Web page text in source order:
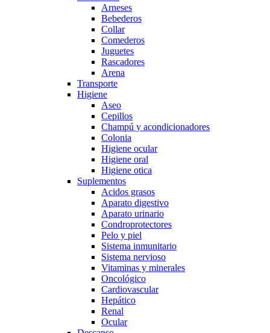
Arneses
Bebederos
Collar
Comederos
Juguetes
Rascadores
Arena
Transporte
Higiene
Aseo
Cepillos
Champú y acondicionadores
Colonia
Higiene ocular
Higiene oral
Higiene otica
Suplementos
Acidos grasos
Aparato digestivo
Aparato urinario
Condroprotectores
Pelo y piel
Sistema inmunitario
Sistema nervioso
Vitaminas y minerales
Oncológico
Cardiovascular
Hepático
Renal
Ocular